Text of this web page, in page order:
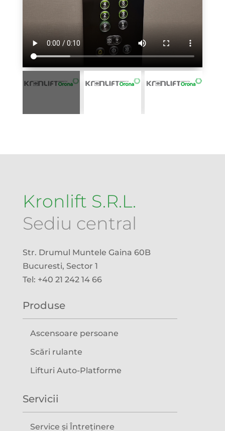
Kronlift S.R.L.
Sediu central
Str. Drumul Muntele Gaina 60B
Bucuresti, Sector 1
Tel: +40 21 242 14 66
Produse
Ascensoare persoane
Scări rulante
Lifturi Auto-Platforme
Servicii
Service și Întreținere